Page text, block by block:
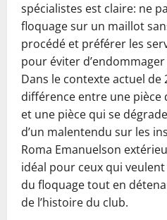
spécialistes est claire: ne
floquage sur un maillot
procédé et préférer les
pour éviter
Dans le contexte actuel de
différence entre une pièce
et une pièce qui se
d’un malentendu sur les
Roma Emanuelson
idéal pour ceux qui
du floquage tout en
de l’histoire du club.